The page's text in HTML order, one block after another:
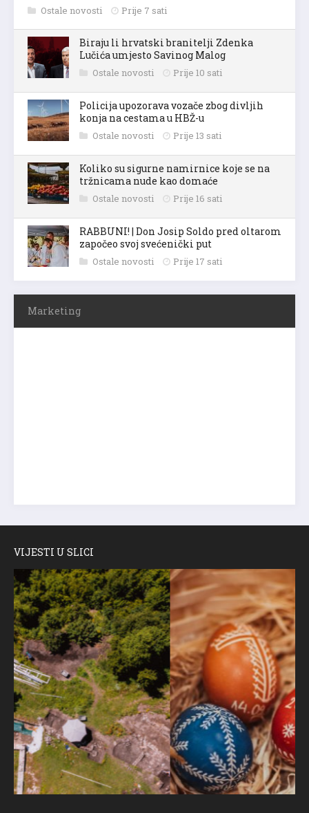
Ostale novosti Prije 7 sati
Biraju li hrvatski branitelji Zdenka
Lučića umjesto Savinog Malog
Ostale novosti Prije 10 sati
Policija upozorava vozače zbog divljih
konja na cestama u HBŽ-u
Ostale novosti Prije 13 sati
Koliko su sigurne namirnice koje se na
tržnicama nude kao domaće
Ostale novosti Prije 16 sati
RABBUNI! | Don Josip Soldo pred oltarom
započeo svoj svećenički put
Ostale novosti Prije 17 sati
Marketing
VIJESTI U SLICI